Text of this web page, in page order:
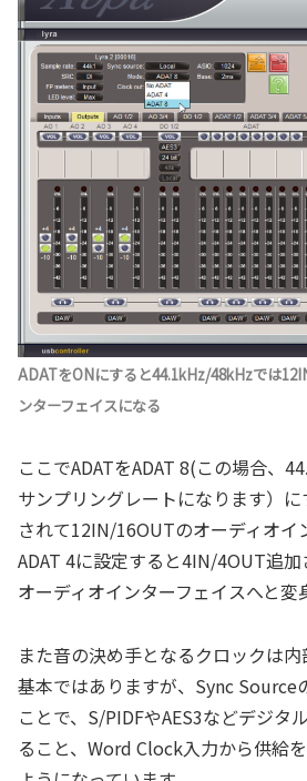
ADATをONにすると44.1kHz/48kHzでは
ンターフェイスになる
ここでADATをADAT 8(この場合、
サンプリングレートになります）
されて12IN/16OUTのオーディオイ
ADAT 4に設定すると4IN/4OUT追
オーディオインターフェイスへと変
また音の決め手となるクロックは
基本ではありますが、Sync Source
ことで、S/PIDFやAES3などデジタ
ること、Word Clock入力から供給